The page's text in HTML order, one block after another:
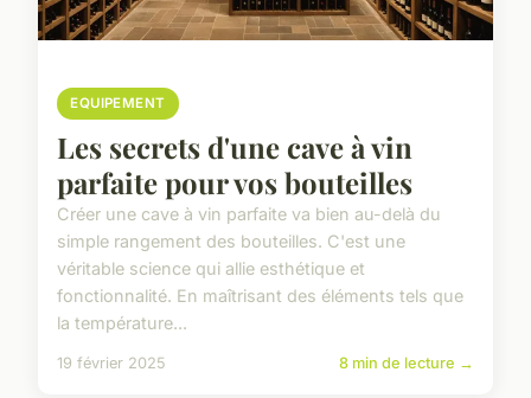
EQUIPEMENT
Les secrets d'une cave à vin
parfaite pour vos bouteilles
Créer une cave à vin parfaite va bien au-delà du
simple rangement des bouteilles. C'est une
véritable science qui allie esthétique et
fonctionnalité. En maîtrisant des éléments tels que
la température...
19 février 2025 8 min de lecture →